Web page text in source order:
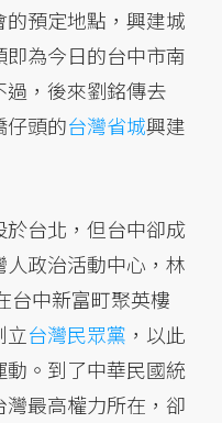
預定地點，興建城
為今日的台中市南
，後來劉銘傳去
仔頭的台灣省城興建
於台北，但台中卻成
政治活動中心，林
台中新富町聚英樓
立台灣民眾黨 ，以此
。到了中華民國統
灣最高權力所在，卻